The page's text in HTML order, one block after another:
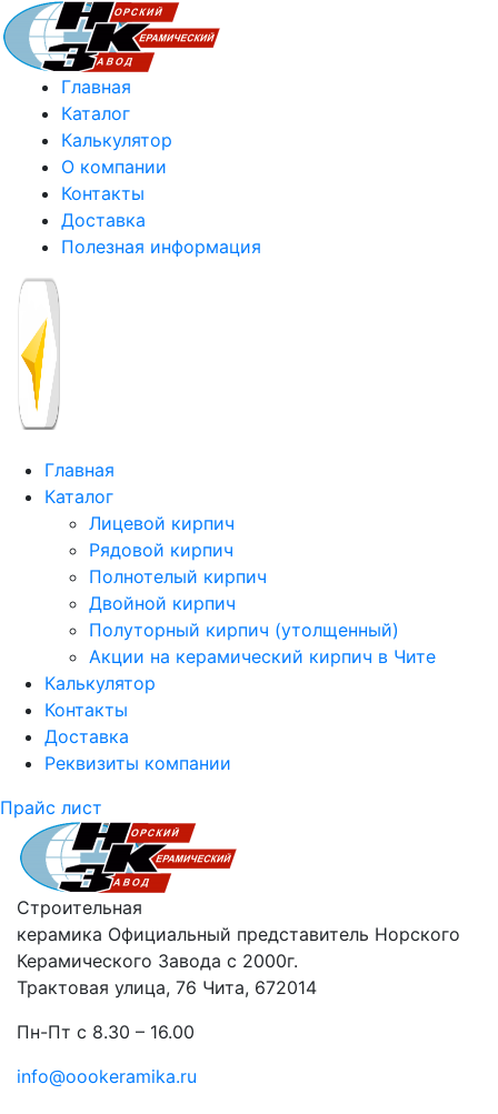
Главная
Каталог
Калькулятор
О компании
Контакты
Доставка
Полезная информация
Главная
Каталог
Лицевой кирпич
Рядовой кирпич
Полнотелый кирпич
Двойной кирпич
Полуторный кирпич (утолщенный)
Акции на керамический кирпич в Чите
Калькулятор
Контакты
Доставка
Реквизиты компании
Прайс лист
Строительная
керамика Официальный представитель Норского
Керамического Завода с 2000г.
Трактовая улица, 76 Чита, 672014
Пн-Пт с 8.30 – 16.00
info@oookeramika.ru